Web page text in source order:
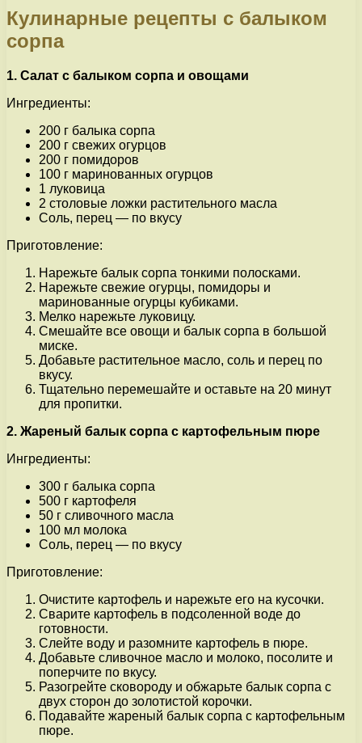
Кулинарные рецепты с балыком
сорпа
1. Салат с балыком сорпа и овощами
Ингредиенты:
200 г балыка сорпа
200 г свежих огурцов
200 г помидоров
100 г маринованных огурцов
1 луковица
2 столовые ложки растительного масла
Соль, перец — по вкусу
Приготовление:
Нарежьте балык сорпа тонкими полосками.
Нарежьте свежие огурцы, помидоры и
маринованные огурцы кубиками.
Мелко нарежьте луковицу.
Смешайте все овощи и балык сорпа в большой
миске.
Добавьте растительное масло, соль и перец по
вкусу.
Тщательно перемешайте и оставьте на 20 минут
для пропитки.
2. Жареный балык сорпа с картофельным пюре
Ингредиенты:
300 г балыка сорпа
500 г картофеля
50 г сливочного масла
100 мл молока
Соль, перец — по вкусу
Приготовление:
Очистите картофель и нарежьте его на кусочки.
Сварите картофель в подсоленной воде до
готовности.
Слейте воду и разомните картофель в пюре.
Добавьте сливочное масло и молоко, посолите и
поперчите по вкусу.
Разогрейте сковороду и обжарьте балык сорпа с
двух сторон до золотистой корочки.
Подавайте жареный балык сорпа с картофельным
пюре.